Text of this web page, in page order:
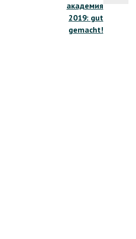
академия
2019: gut
gemacht!